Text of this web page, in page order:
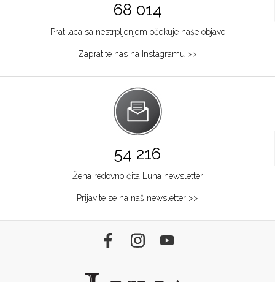
68 014
Pratilaca sa nestrpljenjem očekuje naše objave
Zapratite nas na Instagramu >>
54 216
Žena redovno čita Luna newsletter
Prijavite se na naš newsletter >>